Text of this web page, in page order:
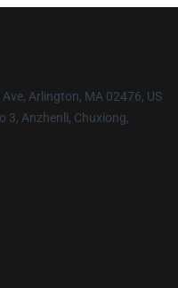
Arlington, MA 02476, US
3, Anzhenli, Chuxiong,